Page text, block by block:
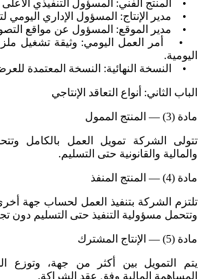
• المنتج الفني: المسؤول التنفيذي الأعلى
• مدير الإنتاج: المسؤول الإداري اليومي
• مدير الموقع: المسؤول عن مواقع
• أمر العمل اليومي: وثيقة تشغيل
اليومية.
• النسخة النهائية: النسخة المعتمدة
الباب الثاني: أنواع التعاقد الإنتاجي
مادة (3) — المنتج الممول
تتولى الشركة تمويل العمل بالكامل
والمالية والقانونية حتى التسليم.
مادة (4) — المنتج المنفذ
تلتزم الشركة بتنفيذ العمل لحساب جهة
وتتحمل مسؤولية التنفيذ حتى التسليم دون
مادة (5) — الإنتاج المشترك
يتم التمويل بين أكثر من جهة، وتوزع
المساهمة المالية وفق عقد الشراكة.